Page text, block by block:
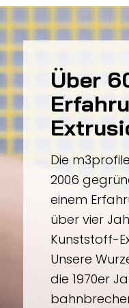
Über
Die
2006
einem
über vier
Kunststoff-
Unsere
die 1970er